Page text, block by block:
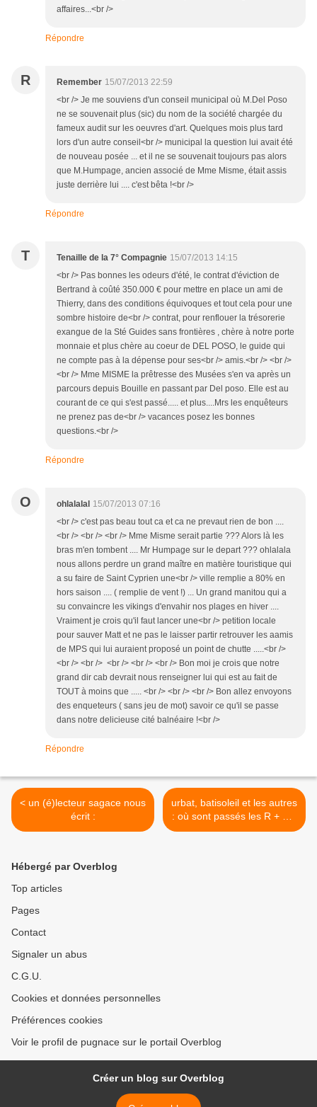
affaires...<br />
Répondre
R Remember 15/07/2013 22:59
<br /> Je me souviens d'un conseil municipal où M.Del Poso
ne se souvenait plus (sic) du nom de la société chargée du
fameux audit sur les oeuvres d'art. Quelques mois plus tard
lors d'un autre conseil<br /> municipal la question lui avait été
de nouveau posée ... et il ne se souvenait toujours pas alors
que M.Humpage, ancien associé de Mme Misme, était assis
juste derrière lui .... c'est bêta !<br />
Répondre
T Tenaille de la 7° Compagnie 15/07/2013 14:15
<br /> Pas bonnes les odeurs d'été, le contrat d'éviction de
Bertrand à coûté 350.000 € pour mettre en place un ami de
Thierry, dans des conditions équivoques et tout cela pour une
sombre histoire de<br /> contrat, pour renflouer la trésorerie
exangue de la Sté Guides sans frontières , chère à notre porte
monnaie et plus chère au coeur de DEL POSO, le guide qui
ne compte pas à la dépense pour ses<br /> amis.<br /> <br />
<br /> Mme MISME la prêtresse des Musées s'en va après un
parcours depuis Bouille en passant par Del poso. Elle est au
courant de ce qui s'est passé..... et plus....Mrs les enquêteurs
ne prenez pas de<br /> vacances posez les bonnes
questions.<br />
Répondre
O ohlalalal 15/07/2013 07:16
<br /> c'est pas beau tout ca et ca ne prevaut rien de bon ....
<br /> <br /> <br /> Mme Misme serait partie ??? Alors là les
bras m'en tombent .... Mr Humpage sur le depart ??? ohlalala
nous allons perdre un grand maître en matière touristique qui
a su faire de Saint Cyprien une<br /> ville remplie a 80% en
hors saison .... ( remplie de vent !) ... Un grand manitou qui a
su convaincre les vikings d'envahir nos plages en hiver ....
Vraiment je crois qu'il faut lancer une<br /> petition locale
pour sauver Matt et ne pas le laisser partir retrouver les aamis
de MPS qui lui auraient proposé un point de chutte .....<br />
<br /> <br /> <br /> <br /> <br /> Bon moi je crois que notre
grand dir cab devrait nous renseigner lui qui est au fait de
TOUT à moins que ..... <br /> <br /> <br /> Bon allez envoyons
des enqueteurs ( sans jeu de mot) savoir ce qu'il se passe
dans notre delicieuse cité balnéaire !<br />
Répondre
< un (é)lecteur sagace nous
écrit :
urbat, batisoleil et les autres
: où sont passés les R + 2 ?
>
Hébergé par Overblog
Top articles
Pages
Contact
Signaler un abus
C.G.U.
Cookies et données personnelles
Préférences cookies
Voir le profil de pugnace sur le portail Overblog
Créer un blog sur Overblog